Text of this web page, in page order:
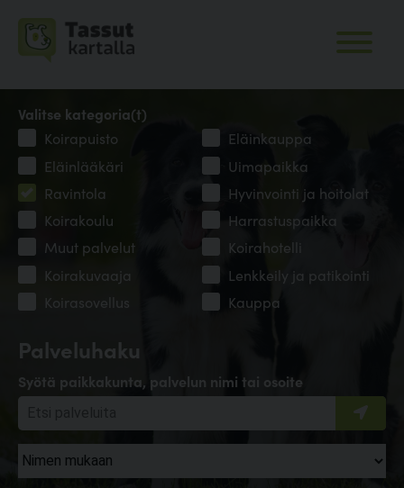
Palveluhaku
Syötä paikkakunta, palvelun nimi tai osoite
Valitse kategoria(t)
Koirapuisto
Eläinkauppa
Eläinlääkäri
Uimapaikka
Ravintola
Hyvinvointi ja hoitolat
Koirakoulu
Harrastuspaikka
Muut palvelut
Koirahotelli
Koirakuvaaja
Lenkkeily ja patikointi
Koirasovellus
Kauppa